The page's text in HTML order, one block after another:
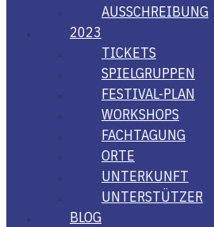
AUS­SCHREI­BUNG
2023
TICKETS
SPIEL­GRUP­PEN
FES­­TI­­VAL-PLAN
WORK­SHOPS
FACH­TA­GUNG
ORTE
UNTER­KUNFT
UNTER­STÜT­ZER
BLOG